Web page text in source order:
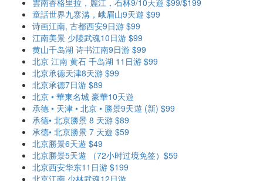
雲南香格里拉，麗江，石林9/10天遊 $99/$199
童話世界九寨溝，峨眉山9天遊 $99
诗画江南, 古都西安9日游 $99
江南美景 少陵武魂10日游 $99
黄山千岛湖 诗书江南9日游 $99
北京 江南 黄石 千岛湖 11日游 $99
北京承德天津8天游 $99
北京承德7日游 $89
北京 • 華東名城 豪華10天遊
承德 • 天津 • 北京 • 勝景9天遊 (新) $99
承德• 北京勝景 8 天游 $89
承德• 北京勝景 7 天遊 $59
北京勝景6天遊 $49
北京勝景5天遊 （72小时过境免签）$59
北京西安华东11日游 $199
北京江南 少林武魂12日游